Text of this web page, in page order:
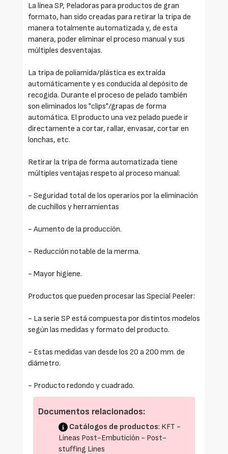
La línea SP, Peladoras para productos de gran
formato, han sido creadas para retirar la tripa de
manera totalmente automatizada y, de esta
manera, poder eliminar el proceso manual y sus
múltiples desventajas.
La tripa de poliamida/plástica es extraída
automáticamente y es conducida al depósito de
recogida. Durante el proceso de pelado también
son eliminados los "clips"/grapas de forma
automática. El producto una vez pelado puede ir
directamente a cortar, rallar, envasar, cortar en
lonchas, etc.
Retirar la tripa de forma automatizada tiene
múltiples ventajas respeto al proceso manual:
- Seguridad total de los operarios por la eliminación
de cuchillos y herramientas
- Aumento de la producción.
- Reducción notable de la merma.
- Mayor higiene.
Productos que pueden procesar las Special Peeler:
- La serie SP está compuesta por distintos modelos
según las medidas y formato del producto.
- Estas medidas van desde los 20 a 200 mm. de
diámetro.
- Producto redondo y cuadrado.
Documentos relacionados:
Catálogos de productos: KFT -
Líneas Post-Embutición - Post-
stuffing Lines